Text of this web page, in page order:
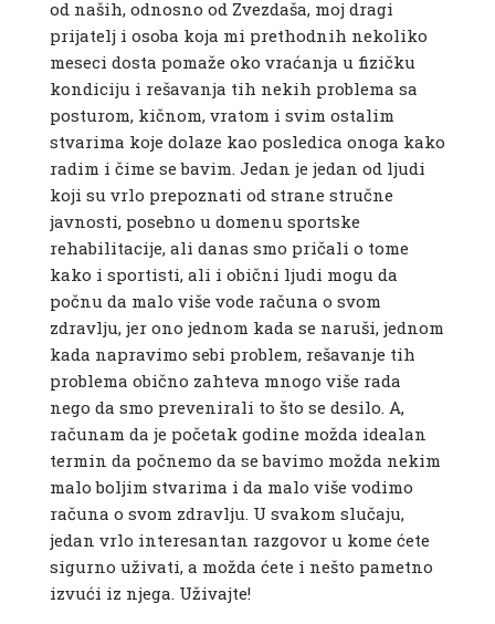
od naših, odnosno od Zvezdaša, moj dragi
prijatelj i osoba koja mi prethodnih nekoliko
meseci dosta pomaže oko vraćanja u fizičku
kondiciju i rešavanja tih nekih problema sa
posturom, kičnom, vratom i svim ostalim
stvarima koje dolaze kao posledica onoga kako
radim i čime se bavim. Jedan je jedan od ljudi
koji su vrlo prepoznati od strane stručne
javnosti, posebno u domenu sportske
rehabilitacije, ali danas smo pričali o tome
kako i sportisti, ali i obični ljudi mogu da
počnu da malo više vode računa o svom
zdravlju, jer ono jednom kada se naruši, jednom
kada napravimo sebi problem, rešavanje tih
problema obično zahteva mnogo više rada
nego da smo prevenirali to što se desilo. A,
računam da je početak godine možda idealan
termin da počnemo da se bavimo možda nekim
malo boljim stvarima i da malo više vodimo
računa o svom zdravlju. U svakom slučaju,
jedan vrlo interesantan razgovor u kome ćete
sigurno uživati, a možda ćete i nešto pametno
izvući iz njega. Uživajte!